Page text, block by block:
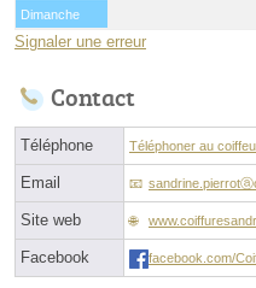
Dimanche
Signaler une erreur
Contact
Téléphone Téléphoner au
Email
Site web
Facebook facebook.com/